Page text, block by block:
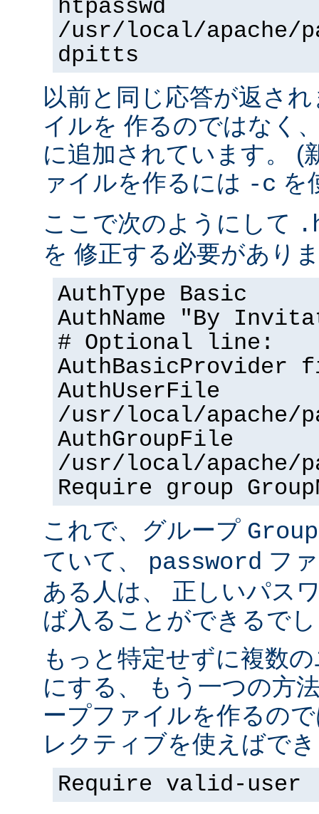
htpasswd
/usr/local/apache/
dpitts
以前と同じ応答が返さ
イルを 作るのではなく
に追加されています。 (
ァイルを作るには -c を
ここで次のようにして
を 修正する必要があり
AuthType Basic
AuthName "By
# Optional line:
AuthBasicProvider
AuthUserFile
/usr/local/apache/
AuthGroupFile
/usr/local/apache/
Require group
これで、グループ
ていて、 password フ
ある人は、 正しいパス
ば入ることができるで
もっと特定せずに複数
にする、 もう一つの方
ープファイルを作るの
レクティブを使えばで
Require valid-user